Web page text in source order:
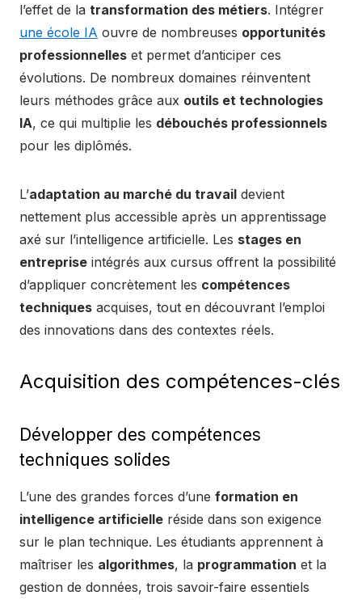
l’effet de la transformation des métiers. Intégrer
une école IA ouvre de nombreuses opportunités
professionnelles et permet d’anticiper ces
évolutions. De nombreux domaines réinventent
leurs méthodes grâce aux outils et technologies
IA, ce qui multiplie les débouchés professionnels
pour les diplômés.
L’adaptation au marché du travail devient
nettement plus accessible après un apprentissage
axé sur l’intelligence artificielle. Les stages en
entreprise intégrés aux cursus offrent la possibilité
d’appliquer concrètement les compétences
techniques acquises, tout en découvrant l’emploi
des innovations dans des contextes réels.
Acquisition des compétences-clés
Développer des compétences
techniques solides
L’une des grandes forces d’une formation en
intelligence artificielle réside dans son exigence
sur le plan technique. Les étudiants apprennent à
maîtriser les algorithmes, la programmation et la
gestion de données, trois savoir-faire essentiels